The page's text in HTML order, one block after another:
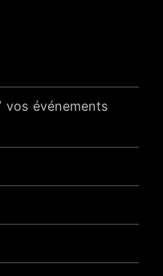
événements